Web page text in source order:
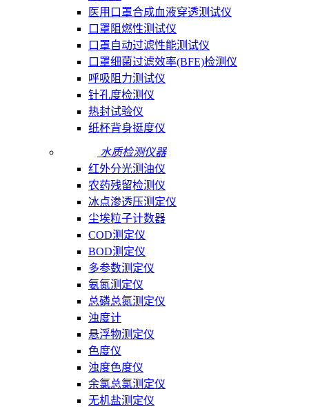
医用口罩合成血液穿透测试仪
口罩阻燃性测试仪
口罩自动过滤性能测试仪
口罩细菌过滤效率(BFE)检测仪
呼吸阻力测试仪
针孔度检测仪
热封试验仪
纸杯背身挺度仪
水质检测仪器
红外分光测油仪
农药残留检测仪
冰点渗透压测定仪
尘埃粒子计数器
COD测定仪
BOD测定仪
多参数测定仪
氨氮测定仪
总磷总氮测定仪
浊度计
悬浮物测定仪
色度仪
浊度色度仪
余氯总氯测定仪
无机盐测定仪